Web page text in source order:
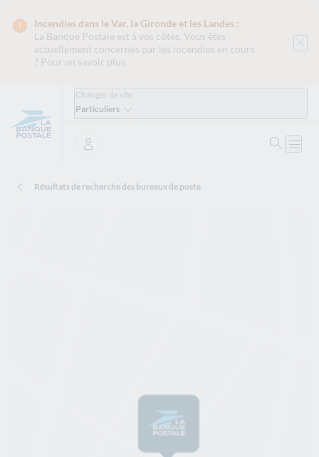
Incendies dans le Var, la Gironde et les Landes :
La Banque Postale est à vos côtés. Vous êtes
actuellement concernés par les incendies en cours
? Pour en savoir plus
Changer de site
Particuliers
Se connecter
Résultats de recherche des bureaux de poste